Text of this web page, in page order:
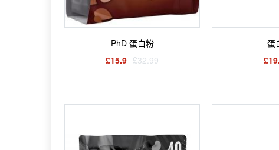
PhD 蛋白粉
£15.9 £32.99
蛋